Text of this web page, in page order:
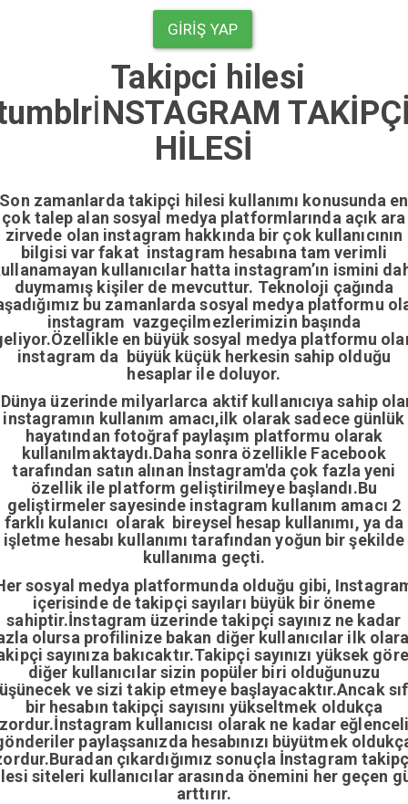
GIRIŞ YAP
Takipci hilesi
İNSTAGRAM
HİLESİ
Son zamanlarda takipçi hilesi kullanımı konusunda en
çok talep alan sosyal medya platformlarında açık ara
zirvede olan instagram hakkında bir çok kullanıcının
bilgisi var fakat instagram hesabına tam verimli
kullanıcılar hatta instagram’ın ismini
duymamış kişiler de mevcuttur. Teknoloji çağında
bu zamanlarda sosyal medya platformu
instagram vazgeçilmezlerimizin başında
en büyük sosyal medya platformu
instagram da büyük küçük herkesin sahip olduğu
hesaplar ile doluyor.
üzerinde milyarlarca aktif kullanıcıya sahip
instagramın kullanım amacı,ilk olarak sadece günlük
hayatından fotoğraf paylaşım platformu olarak
kullanılmaktaydı.Daha sonra özellikle Facebook
tarafından satın alınan İnstagram'da çok fazla yeni
özellik ile platform geliştirilmeye başlandı.Bu
geliştirmeler sayesinde instagram kullanım amacı 2
farklı kulanıcı olarak bireysel hesap kullanımı, ya da
işletme hesabı kullanımı tarafından yoğun bir şekilde
kullanıma geçti.
sosyal medya platformunda olduğu gibi,
içerisinde de takipçi sayıları büyük bir öneme
sahiptir.İnstagram üzerinde takipçi sayınız ne kadar
olursa profilinize bakan diğer kullanıcılar ilk
sayınıza bakıcaktır.Takipçi sayınızı yüksek
diğer kullanıcılar sizin popüler biri olduğunuzu
ve sizi takip etmeye başlayacaktır.Ancak
bir hesabın takipçi sayısını yükseltmek oldukça
kullanıcısı olarak ne kadar
paylaşsanızda hesabınızı büyütmek
çıkardığımız sonuçla İnstagram
siteleri kullanıcılar arasında önemini her geçen
arttırır.